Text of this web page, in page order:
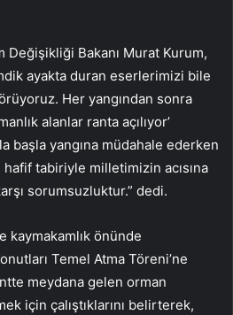
Bakanı Murat Kurum,
ayakta duran eserlerimizi bile
Her yangından sonra
alanlar ranta açılıyor’
başla yangına müdahale ederken
hafif tabiriyle milletimizin acısına
sorumsuzluktur.” dedi.
kaymakamlık önünde
Temel Atma Töreni’ne
meydana gelen orman
için çalıştıklarını belirterek,